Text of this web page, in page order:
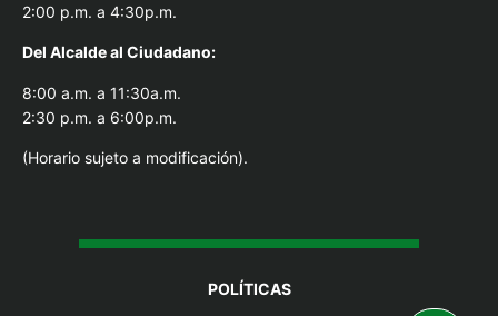
2:00 p.m. a 4:30p.m.
Del Alcalde al Ciudadano:
8:00 a.m. a 11:30a.m.
2:30 p.m. a 6:00p.m.
(Horario sujeto a modificación).
POLÍTICAS